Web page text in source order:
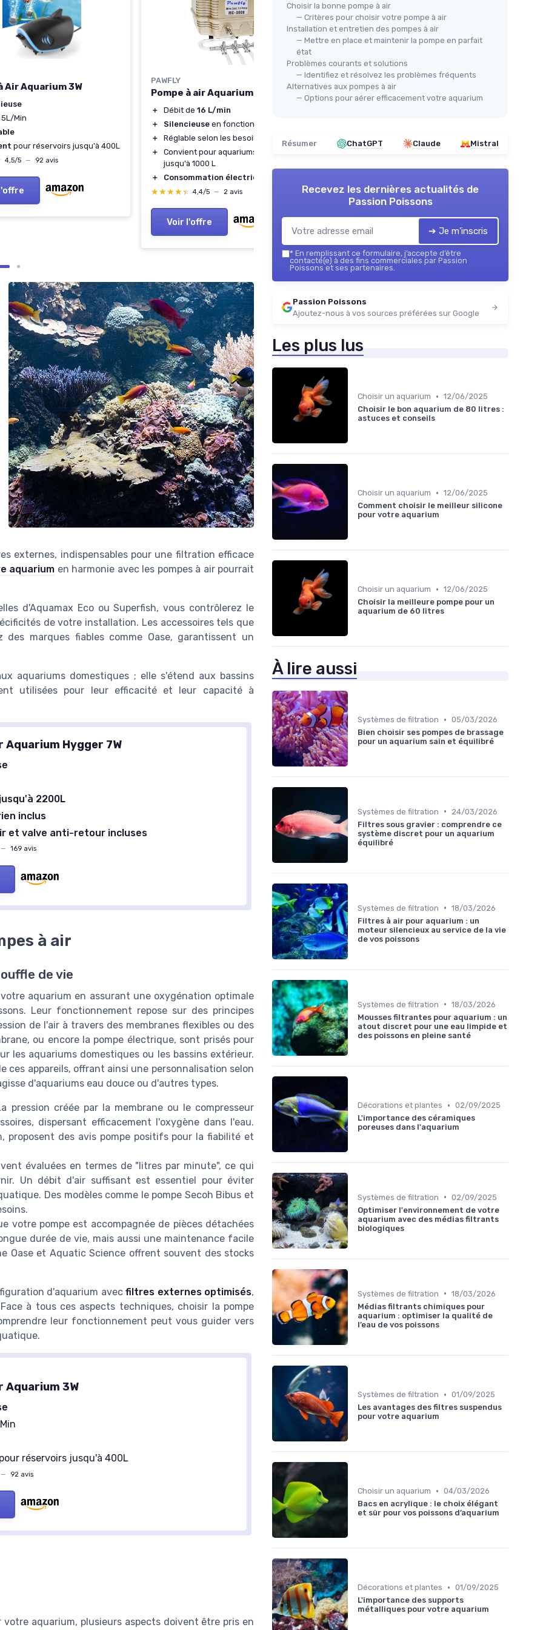
Air Aquarium 3W
5L/Min
pour réservoirs jusqu'à 400L
4,5/5 — 92 avis
PAWFLY
Pompe à air Aquarium 16 L/Min
＋ Débit de 16 L/min
＋
Silencieuse en fonctionnement
＋
Réglable selon les besoins
＋
Convient pour aquariums et
jusqu'à 1000 L
＋
Consommation électrique
★★★★★
★★★★★ 4,4/5 — 2 avis
Voir l'offre
Pompe à Air Aquarium Hygger 7W
Silencieuse
＋ Pierre à air et valve anti-retour
Voir l'offre
externes, indispensables pour une filtration efficace
aquarium en harmonie avec les pompes à air pourrait
d'Aquamax Eco ou Superfish, vous contrôlerez le
de votre installation. Les accessoires tels que
marques fiables comme Oase, garantissent un
aquariums domestiques ; elle s'étend aux bassins
utilisées pour leur efficacité et leur capacité à
Aquarium Hygger 7W
2200L
inclus
et valve anti-retour incluses
— 169 avis
à air
de vie
aquarium en assurant une oxygénation optimale
Leur fonctionnement repose sur des principes
de l'air à travers des membranes flexibles ou des
ou encore la pompe électrique, sont prisés pour
les aquariums domestiques ou les bassins extérieur.
appareils, offrant ainsi une personnalisation selon
d'aquariums eau douce ou d'autres types.
pression créée par la membrane ou le compresseur
dispersant efficacement l'oxygène dans l'eau.
proposent des avis pompe positifs pour la fiabilité et
évaluées en termes de "litres par minute", ce qui
Un débit d'air suffisant est essentiel pour éviter
Des modèles comme le pompe Secoh Bibus et
votre pompe est accompagnée de pièces détachées
durée de vie, mais aussi une maintenance facile
Oase et Aquatic Science offrent souvent des stocks
d'aquarium avecfiltres externes optimisés,
à tous ces aspects techniques, choisir la pompe
leur fonctionnement peut vous guider vers
Aquarium 3W
réservoirs jusqu'à 400L
— 92 avis
aquarium, plusieurs aspects doivent être pris en
Choisir la bonne pompe à air
— Critères pour choisir votre pompe à air
Installation et entretien des pompes à air
— Mettre en place et maintenir la pompe en parfait
état
Problèmes courants et solutions
— Identifiez et résolvez les problèmes fréquents
Alternatives aux pompes à air
— Options pour aérer efficacement votre aquarium
Résumer ChatGPT Claude Mistral
Recevez les dernières actualités de
Passion Poissons
➔ Je m'inscris
* En remplissant ce formulaire, j’accepte d’être
contacté(e) à des fins commerciales par Passion
Poissons et ses partenaires.
Passion Poissons
Ajoutez-nous à vos sources préférées sur Google
Les plus lus
Choisir un aquarium • 12/06/2025
Choisir le bon aquarium de 80 litres :
astuces et conseils
Choisir un aquarium • 12/06/2025
Comment choisir le meilleur silicone
pour votre aquarium
Choisir un aquarium • 12/06/2025
Choisir la meilleure pompe pour un
aquarium de 60 litres
À lire aussi
Systèmes de filtration • 05/03/2026
Bien choisir ses pompes de brassage
pour un aquarium sain et équilibré
Systèmes de filtration •
24/03/2026
Filtres sous gravier : comprendre ce
système discret pour un aquarium
équilibré
Systèmes de filtration • 18/03/2026
Filtres à air pour aquarium : un
moteur silencieux au service de la vie
de vos poissons
Systèmes de filtration • 18/03/2026
Mousses filtrantes pour aquarium : un
atout discret pour une eau limpide et
des poissons en pleine santé
Décorations et plantes • 02/09/2025
L'importance des céramiques
poreuses dans l'aquarium
Systèmes de filtration • 02/09/2025
Optimiser l'environnement de votre
aquarium avec des médias filtrants
biologiques
Systèmes de filtration • 18/03/2026
Médias filtrants chimiques pour
aquarium : optimiser la qualité de
l’eau de vos poissons
Systèmes de filtration • 01/09/2025
Les avantages des filtres suspendus
pour votre aquarium
Choisir un aquarium • 04/03/2026
Bacs en acrylique : le choix élégant
et sûr pour vos poissons d’aquarium
Décorations et plantes • 01/09/2025
L'importance des supports
métalliques pour votre aquarium